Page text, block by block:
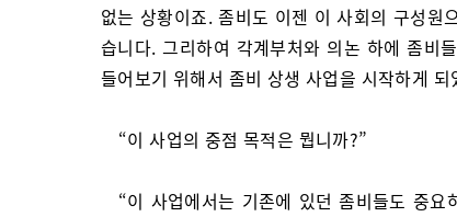
없는 상황이죠. 좀비도 이젠 이 사회의 구성원
습니다. 그리하여 각계부처와 의논 하에 좀비
들어보기 위해서 좀비 상생 사업을 시작하게 되
“이 사업의 중점 목적은 뭡니까?”
“이 사업에서는 기존에 있던 좀비들도 중요